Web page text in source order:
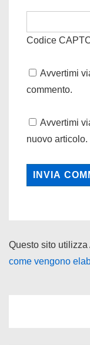
Codice
Avvertimi
commento.
Avvertimi
nuovo articolo.
Questo sito
come vengono